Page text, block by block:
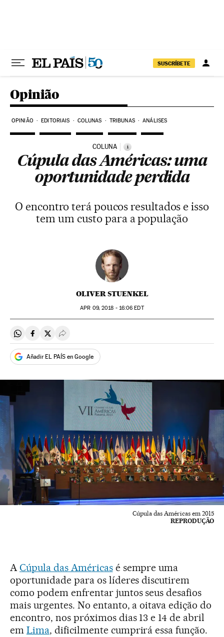
SUSCRÍBETE
Opinião
OPINIÃO EDITORIAIS COLUNAS TRIBUNAS ANÁLISES
COLUNA i
Cúpula das Américas: uma
oportunidade perdida
O encontro terá poucos resultados e isso
tem um custo para a população
OLIVER STUENKEL
APR 09, 2018 - 16:06 EDT
Compartir en Whatsapp
Compartir en Facebook
Compartir en Twitter
Desplegar Redes Sociales
Añadir EL PAÍS en Google
Cúpula das Américas em 2015
REPRODUÇÃO
ACúpula das Américasé sempre uma
oportunidade para os líderes discutirem
como podem enfrentar juntos seus desafios
mais urgentes. No entanto, a oitava edição do
encontro, nos próximos dias 13 e 14 de abril
em Lima, dificilmente cumprirá essa função.